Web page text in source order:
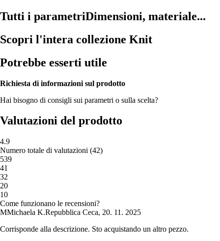
Tutti i parametriDimensioni, materiale...
Scopri l'intera collezione Knit
Potrebbe esserti utile
Richiesta di informazioni sul prodotto
Hai bisogno di consigli sui parametri o sulla scelta?
Valutazioni del prodotto
4.9
Numero totale di valutazioni (42)
539
41
32
20
10
Come funzionano le recensioni?
MMichaela K.Repubblica Ceca, 20. 11. 2025
Corrisponde alla descrizione. Sto acquistando un altro pezzo.